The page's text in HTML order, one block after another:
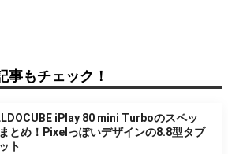
事もチェック！
iPlay 80 mini Turboのスペッ
とめ！Pixelっぽいデザインの8.8型タブ
ト